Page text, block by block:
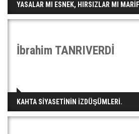
YASALAR MI ESNEK, HIRSIZLAR MI
İbrahim TANRIVERDİ
KAHTA SİYASETİNİN İZDÜŞÜMLERİ.